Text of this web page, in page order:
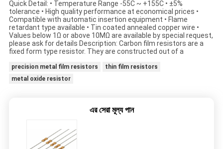
Quick Detail: • Temperature Range -55C ~ +155C • ±5%
tolerance • High quality performance at economical prices •
Compatible with automatic insertion equipment • Flame
retardant type available • Tin coated annealed copper wire •
Values below 1Ω or above 10MΩ are available by special request,
please ask for details Description: Carbon film resistors are a
fixed form type resistor. They are constructed out of a
precision metal film resistors
thin film resistors
metal oxide resistor
এর সেরা মূল্য পান